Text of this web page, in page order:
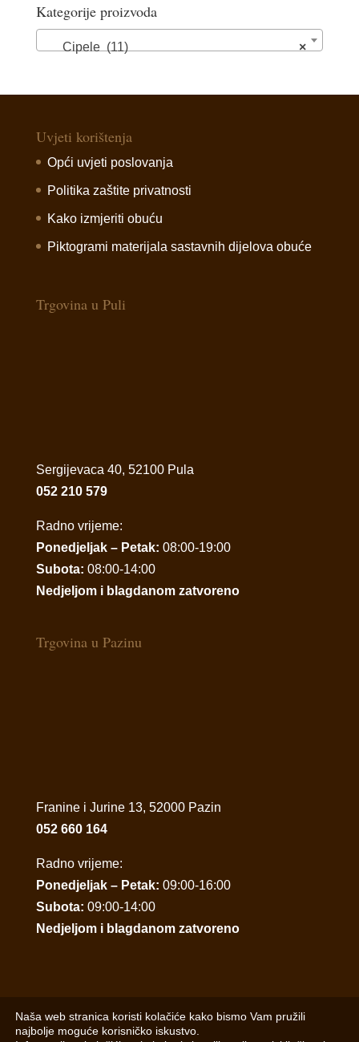
Kategorije proizvoda
×
Cipele (11)
Uvjeti korištenja
Opći uvjeti poslovanja
Politika zaštite privatnosti
Kako izmjeriti obuću
Piktogrami materijala sastavnih dijelova obuće
Trgovina u Puli
Sergijevaca 40, 52100 Pula
052 210 579
Radno vrijeme:
Ponedjeljak – Petak: 08:00-19:00
Subota: 08:00-14:00
Nedjeljom i blagdanom zatvoreno
Trgovina u Pazinu
Franine i Jurine 13, 52000 Pazin
052 660 164
Radno vrijeme:
Ponedjeljak – Petak: 09:00-16:00
Subota: 09:00-14:00
Nedjeljom i blagdanom zatvoreno
Naša web stranica koristi kolačiće kako bismo Vam pružili
najbolje moguće korisničko iskustvo.